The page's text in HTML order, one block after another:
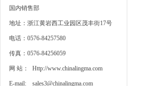
国内销售部
地址：浙江黄岩西工业园区茂丰街17号
电话：0576-84257580
传真：0576-84256059
网 站： Http://www.chinalingma.com
E-mail: sales3@chinalingma.com